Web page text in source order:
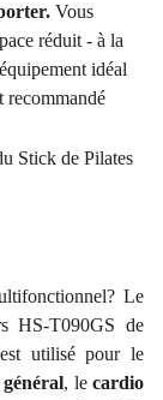
Vous
réduit - à la
idéal
recommandé
Le
HS-T090GS de
utilisé pour le
, lecardio